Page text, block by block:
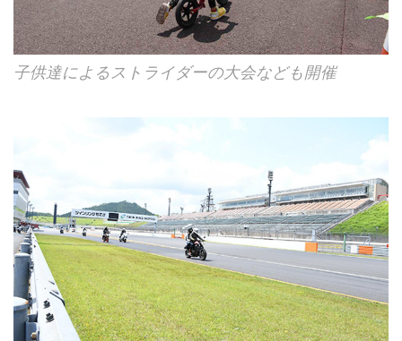
子供達によるストライダーの大会なども開催